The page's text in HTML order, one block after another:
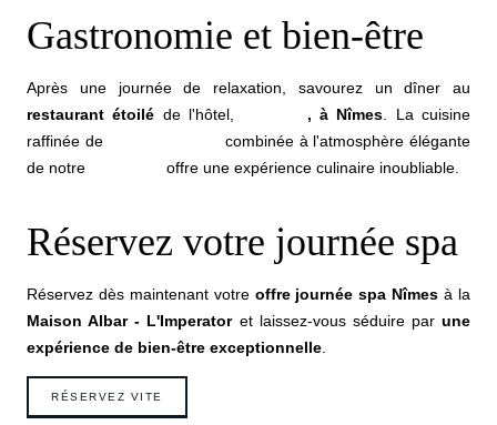
Gastronomie et bien-être
Après une journée de relaxation, savourez un dîner au
restaurant étoilé de l'hôtel, , à Nîmes . La cuisine
raffinée de
combinée à l'atmosphère élégante
de notre
offre une expérience culinaire inoubliable.
Réservez votre journée spa
Réservez dès maintenant votre offre journée spa Nîmes à la
Maison Albar - L'Imperatoret laissez-vous séduire par une
expérience de bien-être exceptionnelle
RÉSERVEZ VITE